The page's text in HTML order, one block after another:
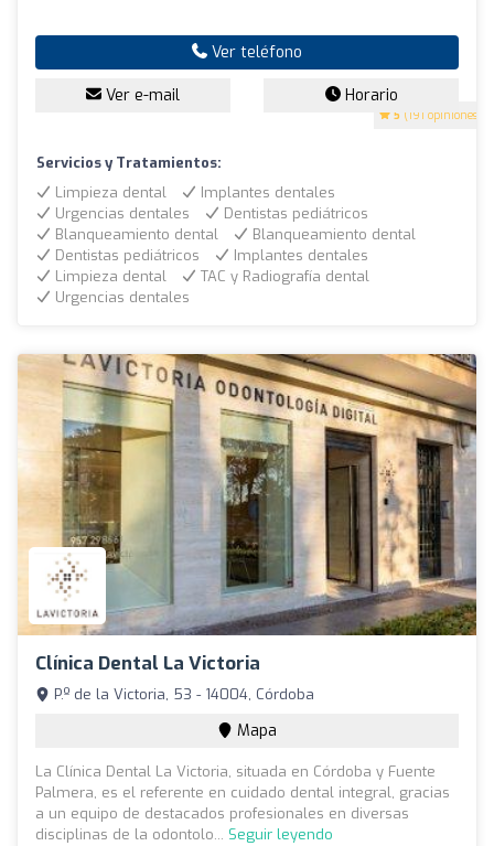
5 (191 opiniones)
Ver teléfono
Ver e-mail Horario
Servicios y Tratamientos:
Limpieza dental
Implantes dentales
Urgencias dentales
Dentistas pediátricos
Blanqueamiento dental
Blanqueamiento dental
Dentistas pediátricos
Implantes dentales
Limpieza dental
TAC y Radiografía dental
Urgencias dentales
Clínica Dental La Victoria
P.º de la Victoria, 53 - 14004, Córdoba
Mapa
La Clínica Dental La Victoria, situada en Córdoba y Fuente
Palmera, es el referente en cuidado dental integral, gracias
a un equipo de destacados profesionales en diversas
disciplinas de la odontolo... Seguir leyendo